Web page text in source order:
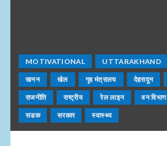
MOTIVATIONAL UTTARAKHAND
खनन खेल गृह मंत्रालय देहरादून
राजनीति राष्ट्रीय रेल लाइन वन विभाग
सडक सरकार स्वास्थ्य